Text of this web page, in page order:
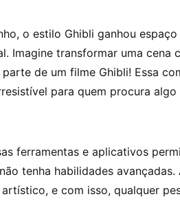
o estilo Ghibli ganhou
Imagine transformar uma cena
de um filme Ghibli! Essa
para quem procura
ferramentas e aplicativos
tenha habilidades
e com isso, qualquer